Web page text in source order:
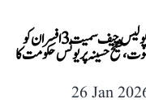
ڈھاکہ کے سابق پولیس چیف سمیت 3 افسران کو
شیخ حسینہ پر یونس حکومت کا
26 Jan